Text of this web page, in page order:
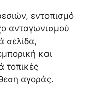
εντοπισμό
ανταγωνισμού
σελίδα,
και
τοπικές
αγοράς.